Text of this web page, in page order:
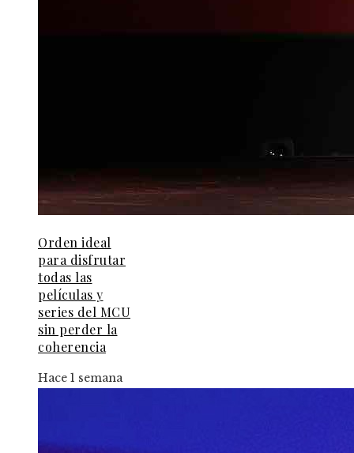
Orden ideal
para disfrutar
todas las
películas y
series del MCU
sin perder la
coherencia
Hace 1 semana